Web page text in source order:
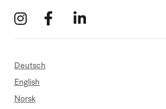
Deutsch
English
Norsk